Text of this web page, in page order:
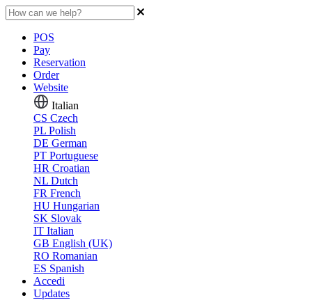
POS
Pay
Reservation
Order
Website
Italian
CS Czech
PL Polish
DE German
PT Portuguese
HR Croatian
NL Dutch
FR French
HU Hungarian
SK Slovak
IT Italian
GB English (UK)
RO Romanian
ES Spanish
Accedi
Updates